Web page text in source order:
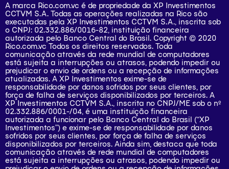
A marca Rico.com.vc é de propriedade da XP Investimentos
CCTVM S.A. Todas as operações realizadas na Rico são
executadas pela XP Investimentos CCTVM S.A., inscrita sob
o CNPJ: 02.332.886/0016-82, instituição financeira
autorizada pelo Banco Central do Brasil. Copyright © 2020
Rico.com.vc Todos os direitos reservados. Toda
comunicação através da rede mundial de computadores
está sujeita a interrupções ou atrasos, podendo impedir ou
prejudicar o envio de ordens ou a recepção de informações
atualizadas. A XP Investimentos exime-se de
responsabilidade por danos sofridos por seus clientes, por
força de falha de serviços disponibilizados por terceiros. A
XP Investimentos CCTVM S.A., inscrita no CNPJ/ME sob o nº
02.332.886/0001-/­04, é uma instituição financeira
autorizada a funcionar pelo Banco Central do Brasil (“XP
Investimentos”) e exime-se de responsabilidade por danos
sofridos por seus clientes, por força de falha de serviços
disponibilizados por terceiros. Ainda sim, destaca que toda
comunicação através de rede mundial de computadores
está sujeita a interrupções ou atrasos, podendo impedir ou